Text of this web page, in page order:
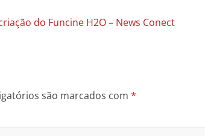
do Funcine H2O – News Conect
são marcados com *